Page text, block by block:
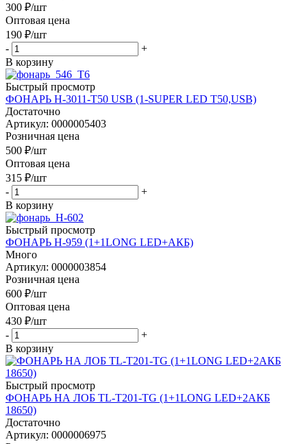
300 ₽/шт
Оптовая цена
190 ₽/шт
-
+
В корзину
Быстрый просмотр
ФОНАРЬ H-3011-T50 USB (1-SUPER LED T50,USB)
Достаточно
Артикул: 0000005403
Розничная цена
500 ₽/шт
Оптовая цена
315 ₽/шт
-
+
В корзину
Быстрый просмотр
ФОНАРЬ H-959 (1+1LONG LED+АКБ)
Много
Артикул: 0000003854
Розничная цена
600 ₽/шт
Оптовая цена
430 ₽/шт
-
+
В корзину
Быстрый просмотр
ФОНАРЬ НА ЛОБ TL-T201-TG (1+1LONG LED+2АКБ
18650)
Достаточно
Артикул: 0000006975